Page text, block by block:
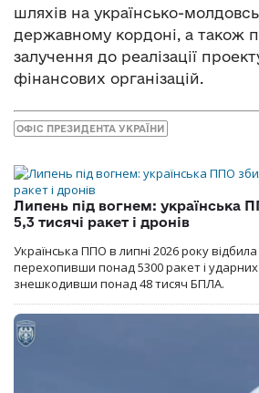
шляхів на українсько-
державному кордоні, а також
залучення до реалізації
фінансових організацій.
ОФІС ПРЕЗИДЕНТА УКРАЇНИ
Липень під вогнем: українська
5,3 тисячі ракет і дронів
Українська ППО в липні 2026 року відбила
перехопивши понад 5300 ракет і
знешкодивши понад 48 тисяч БПЛА.